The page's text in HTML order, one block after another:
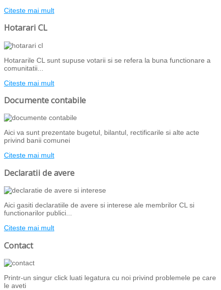
Citeste mai mult
Hotarari CL
Hotararile CL sunt supuse votarii si se refera la buna functionare a
comunitatii...
Citeste mai mult
Documente contabile
Aici va sunt prezentate bugetul, bilantul, rectificarile si alte acte
privind banii comunei
Citeste mai mult
Declaratii de avere
Aici gasiti declaratiile de avere si interese ale membrilor CL si
functionarilor publici...
Citeste mai mult
Contact
Printr-un singur click luati legatura cu noi privind problemele pe care
le aveti